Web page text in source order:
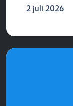
2 juli 2026